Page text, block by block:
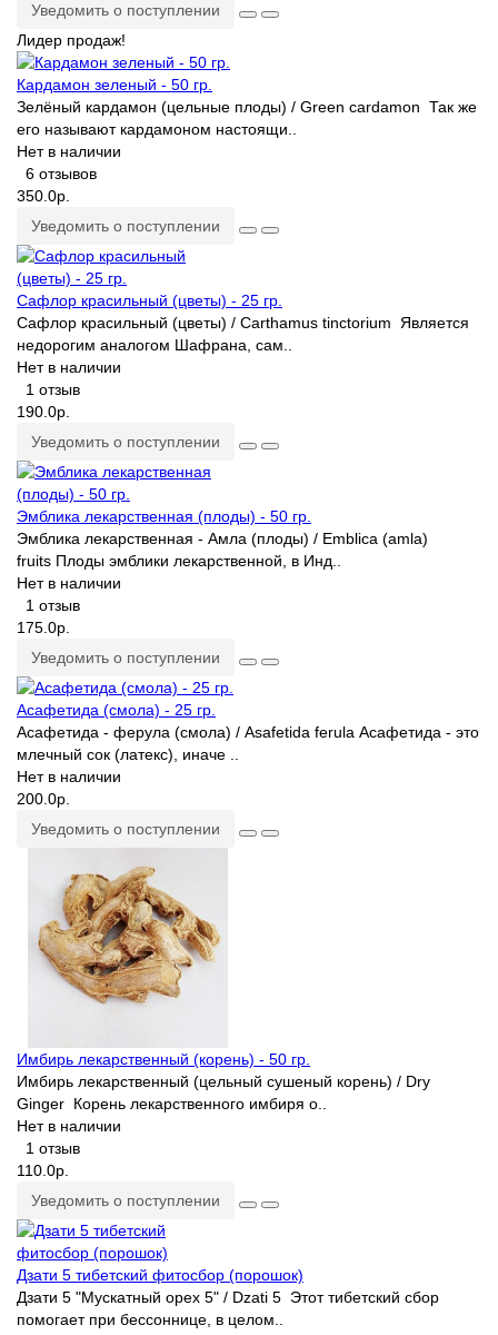
Уведомить о поступлении
Лидер продаж!
Кардамон зеленый - 50 гр.
Зелёный кардамон (цельные плоды) / Green cardamon Так же
его называют кардамоном настоящи..
Нет в наличии
6 отзывов
350.0р.
Уведомить о поступлении
Сафлор красильный (цветы) - 25 гр.
Сафлор красильный (цветы) / Carthamus tinctorium Является
недорогим аналогом Шафрана, сам..
Нет в наличии
1 отзыв
190.0р.
Уведомить о поступлении
Эмблика лекарственная (плоды) - 50 гр.
Эмблика лекарственная - Амла (плоды) / Emblica (amla)
fruits Плоды эмблики лекарственной, в Инд..
Нет в наличии
1 отзыв
175.0р.
Уведомить о поступлении
Асафетида (смола) - 25 гр.
Асафетида - ферула (смола) / Asafetida ferula Асафетида - это
млечный сок (латекс), иначе ..
Нет в наличии
200.0р.
Уведомить о поступлении
Имбирь лекарственный (корень) - 50 гр.
Имбирь лекарственный (цельный сушеный корень) / Dry
Ginger Корень лекарственного имбиря о..
Нет в наличии
1 отзыв
110.0р.
Уведомить о поступлении
Дзати 5 тибетский фитосбор (порошок)
Дзати 5 "Мускатный орех 5" / Dzati 5 Этот тибетский сбор
помогает при бессоннице, в целом..